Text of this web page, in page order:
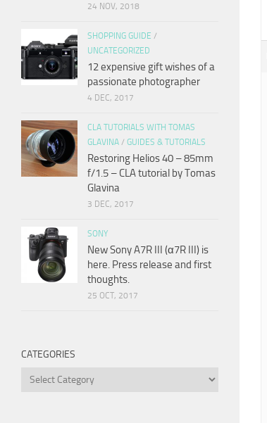
24 NOV, 2018
SHOPPING GUIDE /
UNCATEGORIZED
12 expensive gift wishes of a
passionate photographer
4 DEC, 2017
CLA TUTORIALS WITH TOMAS
GLAVINA / GUIDES & TUTORIALS
Restoring Helios 40 – 85mm
f/1.5 – CLA tutorial by Tomas
Glavina
3 DEC, 2017
SONY
New Sony A7R III (α7R III) is
here. Press release and first
thoughts.
25 OCT, 2017
CATEGORIES
Categories